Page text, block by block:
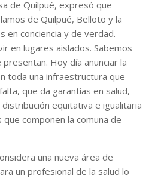
de Quilpué, expresó que
de Quilpué, Belloto y la
en conciencia y de verdad.
en lugares aislados. Sabemos
Hoy día anunciar la
toda una infraestructura que
que da garantías en salud,
equitativa e igualitaria
componen la comuna de
una nueva área de
un profesional de la salud lo